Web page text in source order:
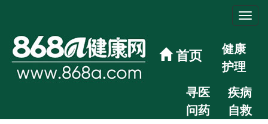
首页
健康
护理
寻医
问药
疾病
自救